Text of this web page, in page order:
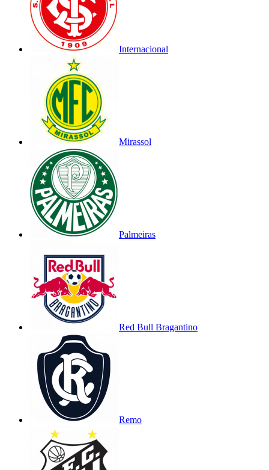
Internacional
Mirassol
Palmeiras
Red Bull Bragantino
Remo